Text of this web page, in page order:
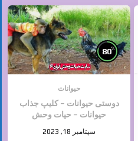
80%
حیوانات
دوستی حیوانات – کلیپ جذاب
حیوانات – حیات وحش
سپتامبر 18, 2023